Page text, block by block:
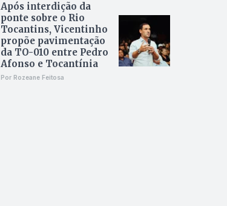
Após interdição da
ponte sobre o Rio
Tocantins, Vicentinho
propõe pavimentação
da TO-010 entre Pedro
Afonso e Tocantínia
Por Rozeane Feitosa